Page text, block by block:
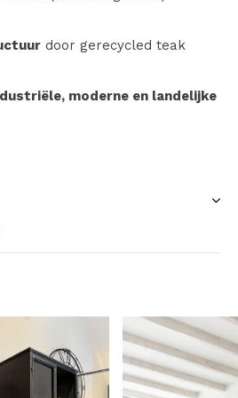
door gerecycled teak
moderne en landelijke